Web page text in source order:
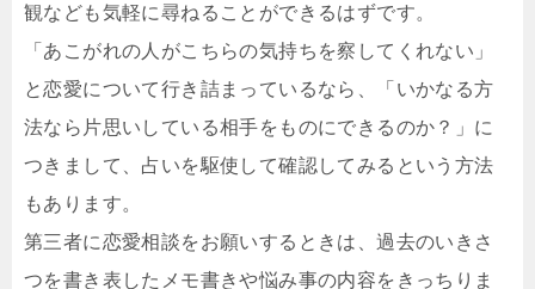
観なども気軽に尋ねることができるはずです。
「あこがれの人がこちらの気持ちを察してくれない」
と恋愛について行き詰まっているなら、「いかなる方
法なら片思いしている相手をものにできるのか？」に
つきまして、占いを駆使して確認してみるという方法
もあります。
第三者に恋愛相談をお願いするときは、過去のいきさ
つを書き表したメモ書きや悩み事の内容をきっちりま